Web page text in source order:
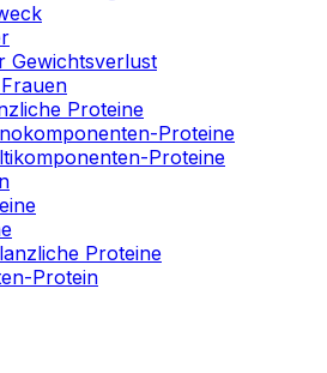
Gewichtsverlust
Proteine
Proteine
Proteine
Proteine
Protein